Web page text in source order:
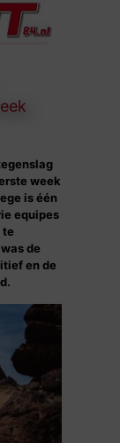
week
is één
equipes
te
de
en de